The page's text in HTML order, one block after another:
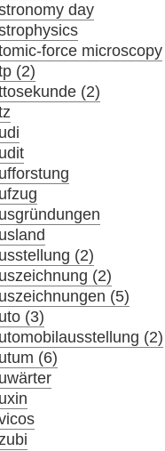
day
force microscopy
(2)
(2)
(2)
(2)
(5)
(3)
(2)
(6)